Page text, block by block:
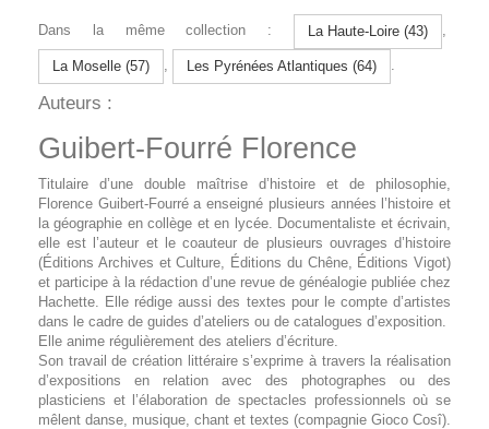
Dans la même collection : La Haute-Loire (43) ,
La Moselle (57) , Les Pyrénées Atlantiques (64) .
Auteurs :
Guibert-Fourré Florence
Titulaire d’une double maîtrise d’histoire et de philosophie,
Florence Guibert-Fourré a enseigné plusieurs années l’histoire et
la géographie en collège et en lycée. Documentaliste et écrivain,
elle est l’auteur et le coauteur de plusieurs ouvrages d’histoire
(Éditions Archives et Culture, Éditions du Chêne, Éditions Vigot)
et participe à la rédaction d’une revue de généalogie publiée chez
Hachette. Elle rédige aussi des textes pour le compte d’artistes
dans le cadre de guides d’ateliers ou de catalogues d’exposition.
Elle anime régulièrement des ateliers d’écriture.
Son travail de création littéraire s’exprime à travers la réalisation
d’expositions en relation avec des photographes ou des
plasticiens et l’élaboration de spectacles professionnels où se
mêlent danse, musique, chant et textes (compagnie Gioco Cosî).